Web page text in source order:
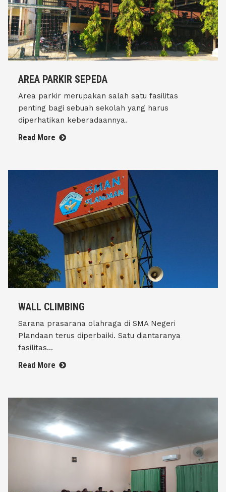
AREA PARKIR SEPEDA
Area parkir merupakan salah satu fasilitas
penting bagi sebuah sekolah yang harus
diperhatikan keberadaannya.
Read More
WALL CLIMBING
Sarana prasarana olahraga di SMA Negeri
Plandaan terus diperbaiki. Satu diantaranya
fasilitas...
Read More